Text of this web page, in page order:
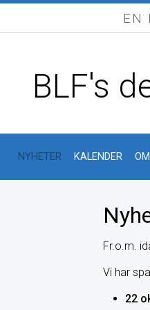
EN
BLF's
NYHETER KALENDER
Fr.o.m.
Vi har
22